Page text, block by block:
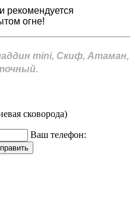
рекомендуется
огне!
mini, Скиф, Атаман,
сковорода)
Ваш телефон: